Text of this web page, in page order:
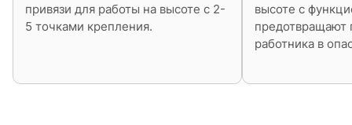
привязи для работы на высоте с 2-
5 точками крепления.
высоте с
предотвращают
работника в